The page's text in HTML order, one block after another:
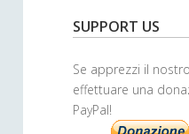
h
SUPPORT US
Se apprezzi il
effettuare una
PayPal!